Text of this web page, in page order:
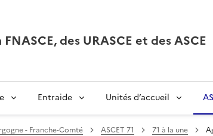
des URASCE et des ASCE
Entraide Unités d’accueil
- Franche-Comté ASCET 71 71 à la une